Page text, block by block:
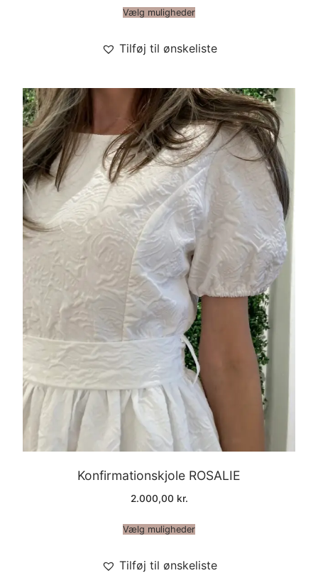
Vælg muligheder
Tilføj til ønskeliste
Konfirmationskjole ROSALIE
2.000,00 kr.
Vælg muligheder
Tilføj til ønskeliste